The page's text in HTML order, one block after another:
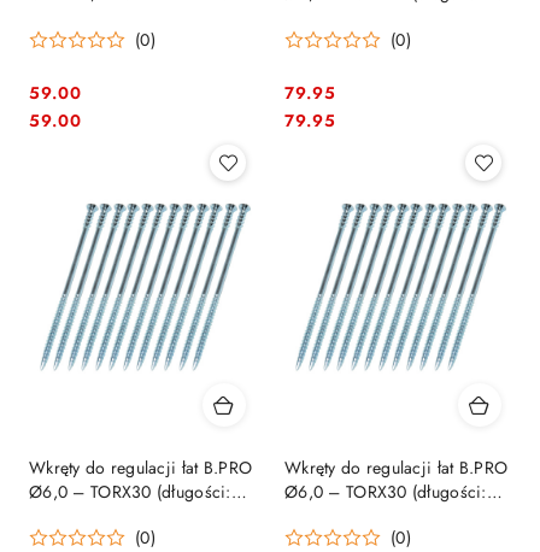
(0)
Cena:
59.00
Cena:
59.00
(0)
Cena:
79.95
Cena:
79.95
Wkręty do regulacji łat B.PRO
Ø6,0 – TORX30 (długości:
(0)
Wkręty do regulacji łat B.PRO
Ø6,0 – TORX30 (długości:
(0)